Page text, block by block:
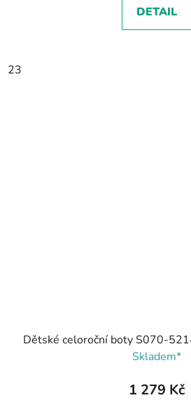
DETAIL
23
Dětské celoroční boty S070-
Skladem*
1 279 Kč